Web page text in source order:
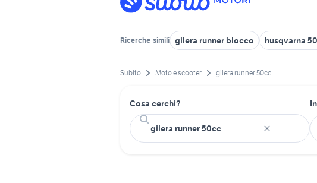
Ricerche simili gilera runner blocco husqvarna
Subito Moto e scooter gilera runner 50cc
Cosa cerchi?